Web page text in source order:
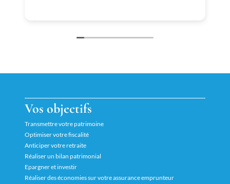
Vos objectifs
Transmettre votre patrimoine
Optimiser votre fiscalité
Anticiper votre retraite
Réaliser un bilan patrimonial
Epargner et investir
Réaliser des économies sur votre assurance emprunteur